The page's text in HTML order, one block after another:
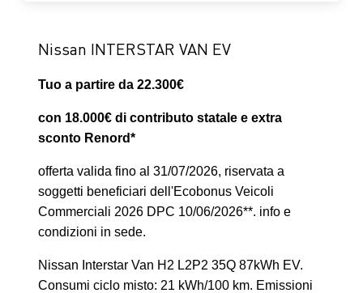
Nissan INTERSTAR VAN EV
Tuo a partire da 22.300€
con 18.000€ di contributo statale e extra
sconto Renord*
offerta valida fino al 31/07/2026, riservata a
soggetti beneficiari dell'Ecobonus Veicoli
Commerciali 2026 DPC 10/06/2026**. info e
condizioni in sede.
Nissan Interstar Van H2 L2P2 35Q 87kWh EV.
Consumi ciclo misto: 21 kWh/100 km. Emissioni